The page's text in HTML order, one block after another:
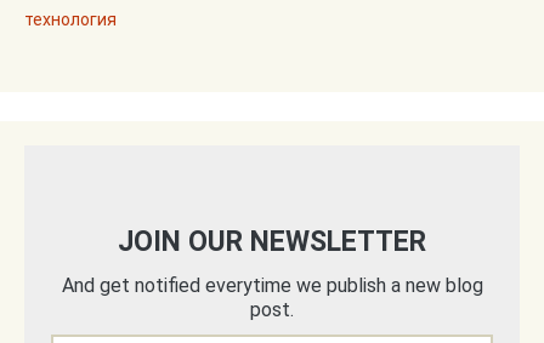
технология
JOIN OUR NEWSLETTER
And get notified everytime we publish a new blog
post.